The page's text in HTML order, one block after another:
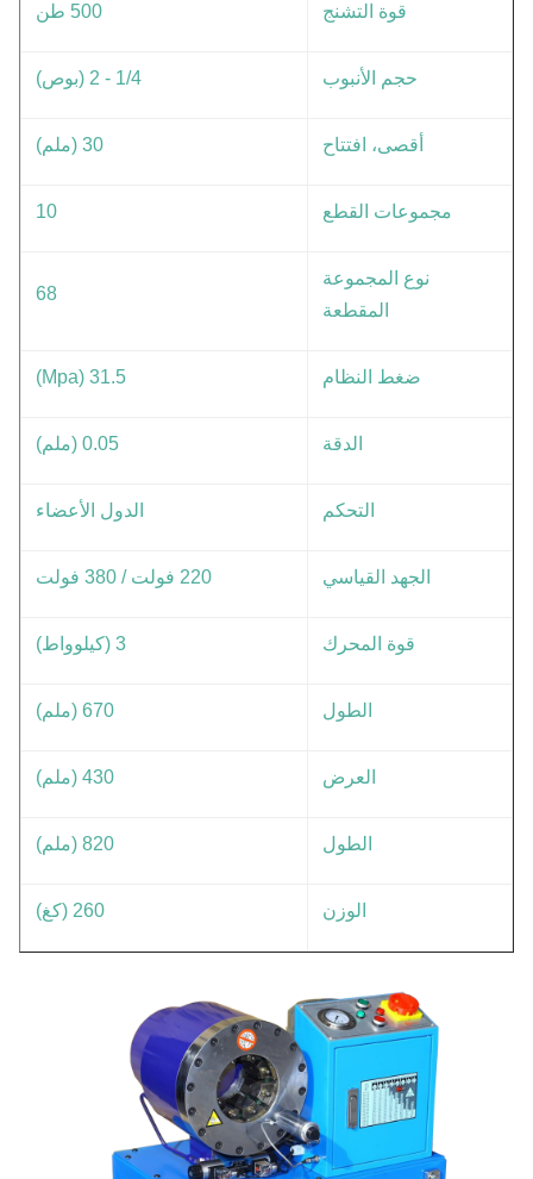
قوة التشنج 500 طن
حجم الأنبوب 1/4 - 2 (بوص)
أقصى، افتتاح 30 (ملم)
مجموعات القطع 10
نوع المجموعة
المقطعة
68
ضغط النظام 31.5 (Mpa)
الدقة 0.05 (ملم)
التحكم الدول الأعضاء
الجهد القياسي 220 فولت / 380 فولت
قوة المحرك 3 (كيلوواط)
الطول 670 (ملم)
العرض 430 (ملم)
الطول 820 (ملم)
الوزن 260 (كغ)